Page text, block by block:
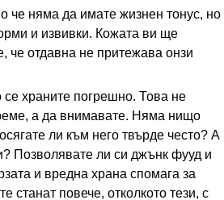
че няма да имате жизнен тонус, но
и извивки. Кожата ви ще
че отдавна не притежава онзи
се храните погрешно. Това не
а да внимавате. Няма нищо
ли към него твърде често? А
Позволявате ли си джънк фууд и
и вредна храна спомага за
станат повече, отколкото тези, с